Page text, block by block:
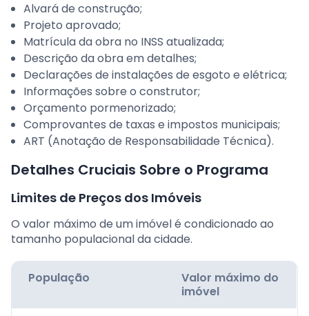
Alvará de construção;
Projeto aprovado;
Matrícula da obra no INSS atualizada;
Descrição da obra em detalhes;
Declarações de instalações de esgoto e elétrica;
Informações sobre o construtor;
Orçamento pormenorizado;
Comprovantes de taxas e impostos municipais;
ART (Anotação de Responsabilidade Técnica).
Detalhes Cruciais Sobre o Programa
Limites de Preços dos Imóveis
O valor máximo de um imóvel é condicionado ao
tamanho populacional da cidade.
População
Valor máximo do
imóvel